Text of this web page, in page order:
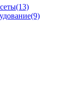
(13)
(9)